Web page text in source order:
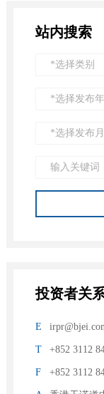
站内搜索
投资者关
E
T +852 3112
F +852 3112